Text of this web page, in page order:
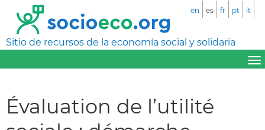
Sitio de recursos de la economía social y solidaria
en es fr pt it
Évaluation de l’utilité